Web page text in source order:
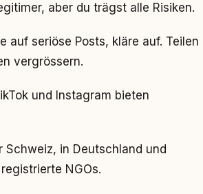
aber du trägst alle Risiken.
auf seriöse Posts, kläre auf. Teilen
vergrössern.
und Instagram bieten
Schweiz, in Deutschland und
NGOs.